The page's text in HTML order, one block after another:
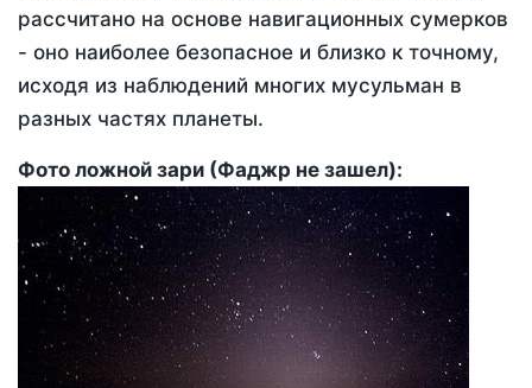
рассчитано на основе навигационных сумерков
- оно наиболее безопасное и близко к точному,
исходя из наблюдений многих мусульман в
разных частях планеты.
Фото ложной зари (Фаджр не зашел):